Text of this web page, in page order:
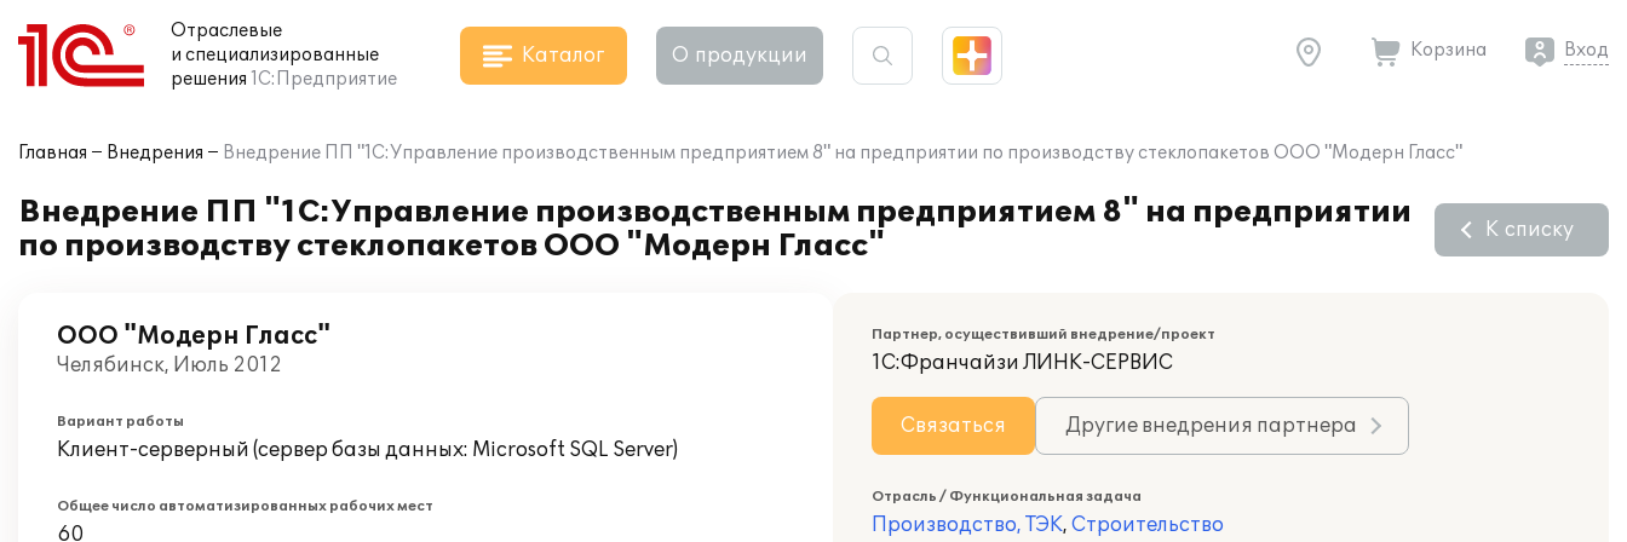
Отраслевые
и специализированные
решения 1С:Предприятие
Каталог О продукции Корзина Вход
Главная Внедрения Внедрение ПП "1С:Управление производственным предприятием 8" на предприятии по производству стеклопакетов ООО "Модерн Гласс"
Внедрение ПП "1С:Управление производственным предприятием 8" на предприятии
по производству стеклопакетов ООО "Модерн Гласс"
К списку
ООО "Модерн Гласс"
Челябинск, Июль 2012
Вариант работы
Клиент-серверный (сервер базы данных: Microsoft SQL Server)
Общее число автоматизированных рабочих мест
60
Партнер, осуществивший внедрение/проект
1С:Франчайзи ЛИНК-СЕРВИС
Связаться Другие внедрения партнера
Отрасль / Функциональная задача
Производство, ТЭК, Строительство